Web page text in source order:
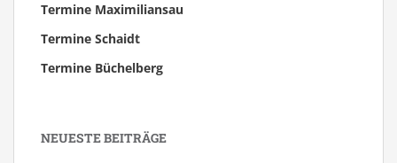
Termine Maximiliansau
Termine Schaidt
Termine Büchelberg
NEUESTE BEITRÄGE